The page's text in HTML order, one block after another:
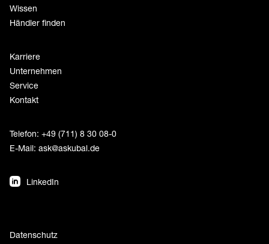
Wissen
Händler finden
Karriere
Unternehmen
Service
Kontakt
Telefon: +49 (711) 8 30 08-0
E-Mail: ask@askubal.de
LinkedIn
Datenschutz